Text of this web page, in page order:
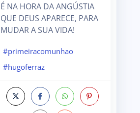
É NA HORA DA ANGÚSTIA
QUE DEUS APARECE, PARA
MUDAR A SUA VIDA!
#primeiracomunhao
#hugoferraz